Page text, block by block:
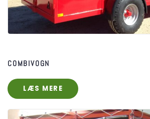
COMBIVOGN
LÆS MERE